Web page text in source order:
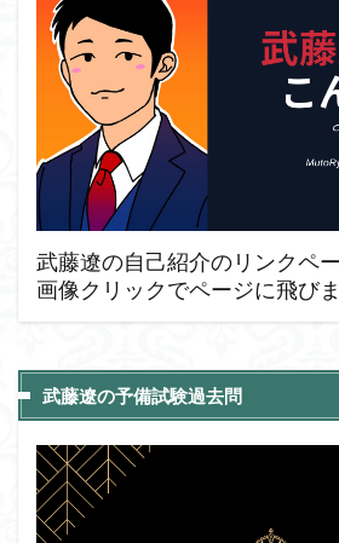
武藤遼の自己紹介のリンクペー
画像クリックでページに飛びま
武藤遼の予備試験過去問